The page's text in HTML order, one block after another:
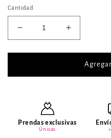
Cantidad
Reducir
cantidad
para
Gazania
Aumentar
cantidad
para
Capa
Gazania
Prendas exclusivas
Únicas